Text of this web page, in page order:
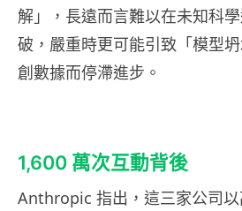
解」，長遠而言難以在未知科
破，嚴重時更可能引致「模型
創數據而停滯進步。
1,600 萬次互動背後
Anthropic 指出，這三家公司以